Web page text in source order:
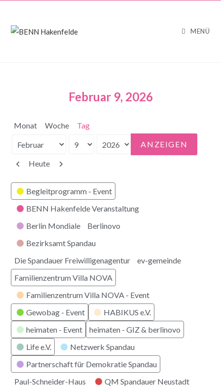
MENÜ
Februar 9, 2026
Monat Woche Tag
Monat
Tag
Jahr
Zurück
Heute Weiter
Kategorien
Begleitprogramm - Event
BENN Hakenfelde Veranstaltung
Berlin Mondiale
Berlinovo
Bezirksamt Spandau
Die Spandauer Freiwilligenagentur
ev-gemeinde
Familienzentrum Villa NOVA
Familienzentrum Villa NOVA - Event
Gewobag - Event
HABIKUS e.V.
heimaten - Event
heimaten - GIZ & berlinovo
Life e.V.
Netzwerk Spandau
Partnerschaft für Demokratie Spandau
Paul-Schneider-Haus
QM Spandauer Neustadt